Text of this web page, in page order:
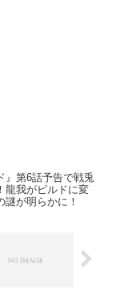
』第6話予告で戦兎
龍我がビルドに変
が明らかに！